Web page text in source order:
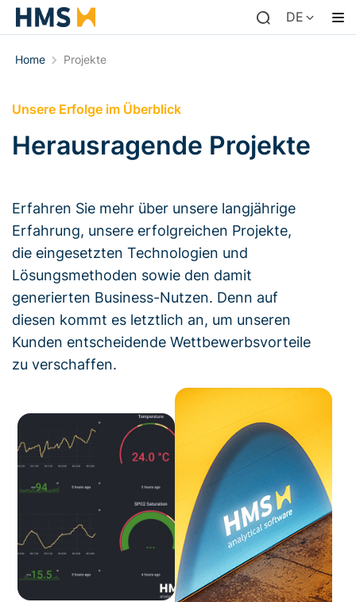
DE
Home Projekte
Unsere Erfolge im Überblick
Herausragende Projekte
Erfahren Sie mehr über unsere langjährige
Erfahrung, unsere erfolgreichen Projekte,
die eingesetzten Technologien und
Lösungsmethoden sowie den damit
generierten Business-Nutzen. Denn auf
diesen kommt es letztlich an, um unseren
Kunden entscheidende Wettbewerbsvorteile
zu verschaffen.